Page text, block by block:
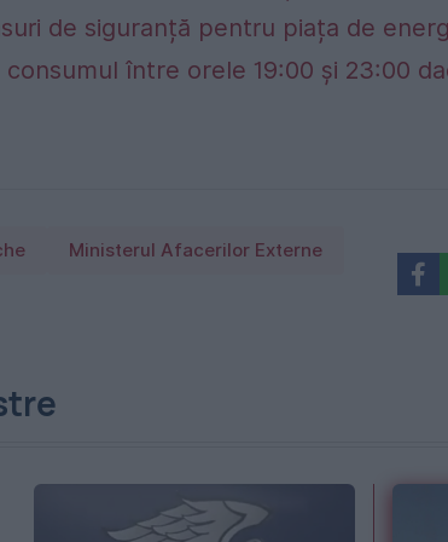
de siguranță pentru piața de
între orele 19:00 și 23:00
Ministerul Afacerilor Externe